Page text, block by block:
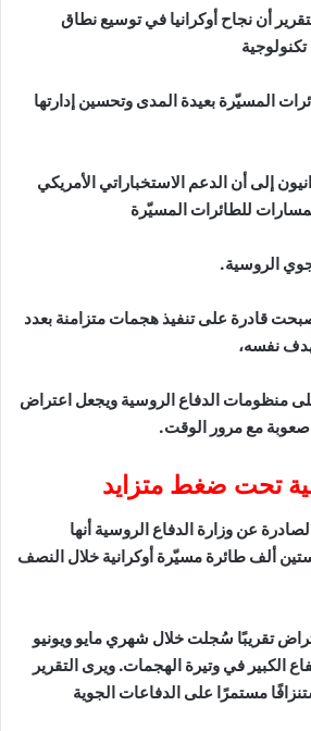
أن نجاح أوكرانيا في توسيع نطاق
المسيّرة بعيدة المدى وتحسين إدارتها
إلى أن الدعم الاستخباراتي الأمريكي
للطائرات المسيّرة
الروسية.
قادرة على تنفيذ هجمات متزامنة بعدد
نفسه،
منظومات الدفاع الروسية ويجعل اعتراض
صعوبة مع مرور الوقت.
تحت ضغط متزايد
عن وزارة الدفاع الروسية أنها
ألف طائرة مسيّرة أوكرانية خلال النصف
تقريبًا سُجلت خلال شهري مايو ويونيو
الكبير في وتيرة الهجمات. ويرى التقرير
مستمرًا على الدفاعات الجوية